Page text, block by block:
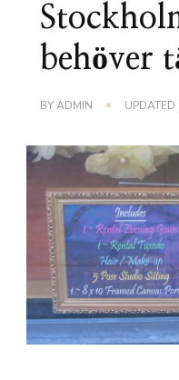
behöver
BYADMIN UPDATED